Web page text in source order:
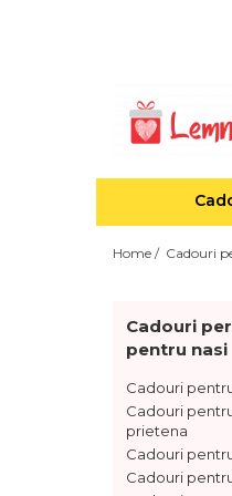
Agende din lemn
Decoratiuni pentru cei dragi
Decoratiuni cu peisaje de iarna
Sosete de Craciun
Magneti de Craciun
Jucarii din lemn
Cercei din lemn
Home / Cadouri
Cadouri
pentru nasi
Cadouri
Cadouri
prietena
Cadouri
Cadouri pentru